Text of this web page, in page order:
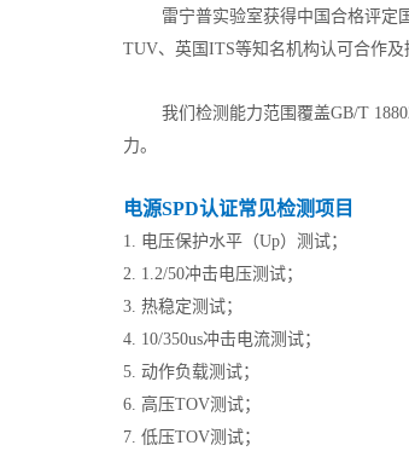
雷宁普实验室获得中国合格评定
TUV、英国ITS等知名机构认可合作及
我们检测能力范围覆盖GB/T
力。
电源SPD认证常见检测项目
1. 电压保护水平（Up）测试；
2. 1.2/50冲击电压测试；
3. 热稳定测试；
4. 10/350us冲击电流测试；
5. 动作负载测试；
6. 高压TOV测试；
7. 低压TOV测试；